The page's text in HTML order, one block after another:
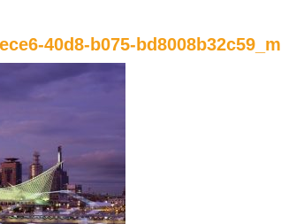
40d8-b075-bd8008b32c59_m